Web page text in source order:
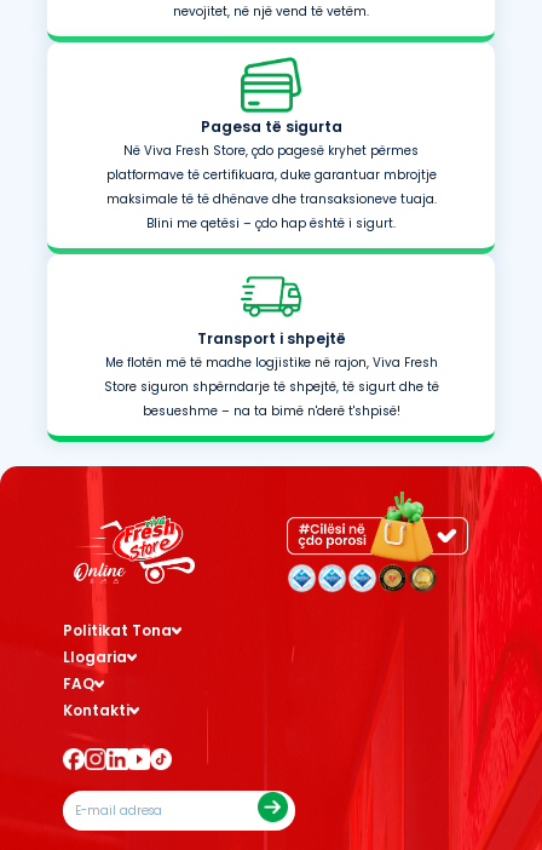
nevojitet, në një vend të vetëm.
Pagesa të sigurta
Në Viva Fresh Store, çdo pagesë kryhet përmes
platformave të certifikuara, duke garantuar mbrojtje
maksimale të të dhënave dhe transaksioneve tuaja.
Blini me qetësi – çdo hap është i sigurt.
Transport i shpejtë
Me flotën më të madhe logjistike në rajon, Viva Fresh
Store siguron shpërndarje të shpejtë, të sigurt dhe të
besueshme – na ta bimë n'derë t'shpisë!
Politikat Tona
Llogaria
FAQ
Kontakti